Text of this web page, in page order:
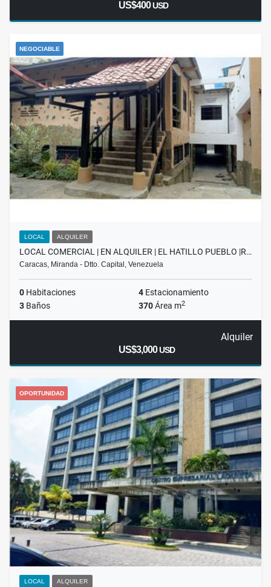
US$400USD
NEGOCIABLE
LOCAL ALQUILER
LOCAL COMERCIAL | EN ALQUILER | EL HATILLO PUEBLO |R…
Caracas, Miranda - Dtto. Capital, Venezuela
0 Habitaciones 4 Estacionamiento
3 Baños 370Área m2
Alquiler
US$3,000USD
OPORTUNIDAD
LOCAL ALQUILER